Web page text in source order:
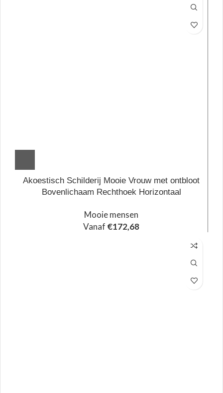
Akoestisch Schilderij Mooie Vrouw met ontbloot
Bovenlichaam Rechthoek Horizontaal
Mooie mensen
Vanaf €172,68